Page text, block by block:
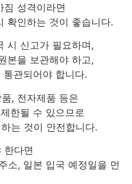
짐 성격이라면
확인하는 것이 좋습니다.
시 신고가 필요하며,
본을 보관해야 하고,
관되어야 합니다.
, 전자제품 등은
한될 수 있으므로
는 것이 안전합니다.
한다면
소, 일본 입국 예정일을 먼